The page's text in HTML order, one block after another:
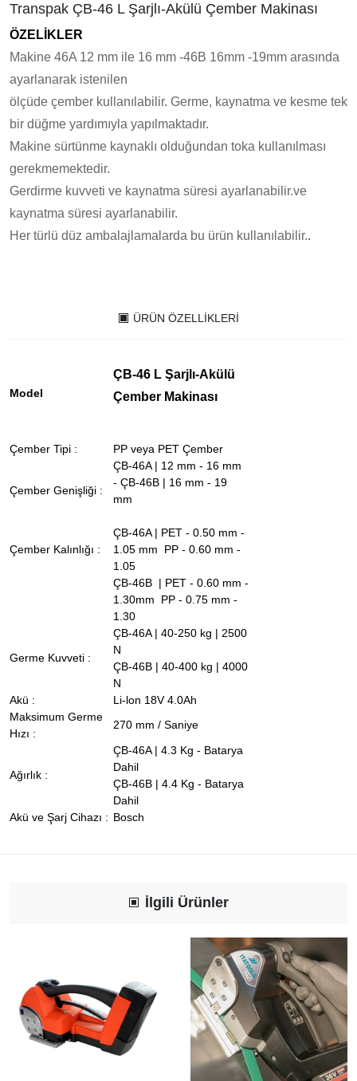
Transpak ÇB-46 L Şarjlı-Akülü Çember Makinası
ÖZELİKLER
Makine 46A 12 mm ile 16 mm -46B 16mm -19mm arasında
ayarlanarak istenilen
ölçüde çember kullanılabilir. Germe, kaynatma ve kesme tek
bir düğme yardımıyla yapılmaktadır.
Makine sürtünme kaynaklı olduğundan toka kullanılması
gerekmemektedir.
Gerdirme kuvveti ve kaynatma süresi ayarlanabilir.ve
kaynatma süresi ayarlanabilir.
Her türlü düz ambalajlamalarda bu ürün kullanılabilir..
ÜRÜN ÖZELLIKLERI
Model
ÇB-46 L Şarjlı-Akülü
Çember Makinası
Çember Tipi : PP veya PET Çember
Çember Genişliği :
ÇB-46A | 12 mm - 16 mm
- ÇB-46B | 16 mm - 19
mm
Çember Kalınlığı :
ÇB-46A | PET - 0.50 mm -
1.05 mm PP - 0.60 mm -
1.05
ÇB-46B | PET - 0.60 mm -
1.30mm PP - 0.75 mm -
1.30
Germe Kuvveti :
ÇB-46A | 40-250 kg | 2500
N
ÇB-46B | 40-400 kg | 4000
N
Akü :
Li-lon 18V 4.0Ah
Maksimum Germe
Hızı :
270 mm / Saniye
Ağırlık :
ÇB-46A | 4.3 Kg - Batarya
Dahil
ÇB-46B | 4.4 Kg - Batarya
Dahil
Akü ve Şarj Cihazı : Bosch
İlgili Ürünler